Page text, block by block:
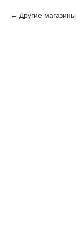
Другие магазины